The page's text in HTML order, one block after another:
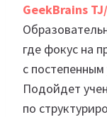
GeekBrains
где фокус на
с
Подойдет
по